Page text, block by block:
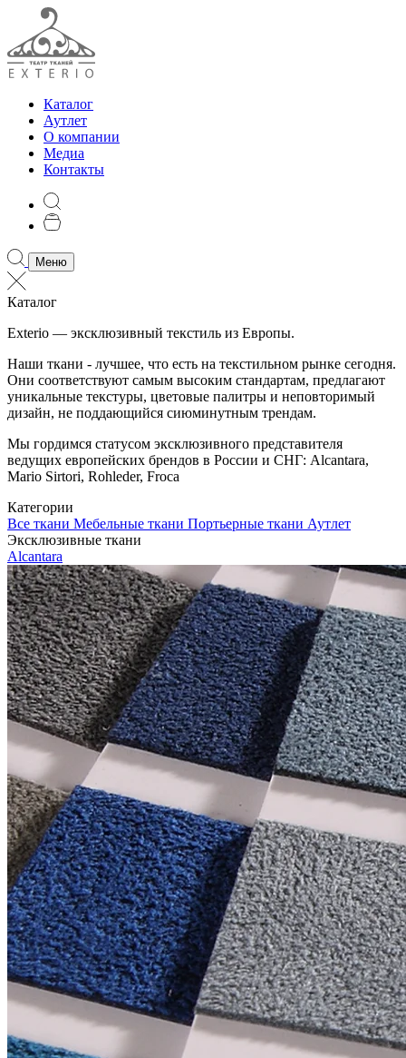
Каталог
Аутлет
О компании
Медиа
Контакты
Меню
Каталог
Exterio — эксклюзивный текстиль из Европы.
Наши ткани - лучшее, что есть на текстильном рынке сегодня.
Они соответствуют самым высоким стандартам, предлагают
уникальные текстуры, цветовые палитры и неповторимый
дизайн, не поддающийся сиюминутным трендам.
Мы гордимся статусом эксклюзивного представителя
ведущих европейских брендов в России и СНГ: Alcantara,
Mario Sirtori, Rohleder, Froca
Категории
Все ткани Мебельные ткани Портьерные ткани Аутлет
Эксклюзивные ткани
Alcantara